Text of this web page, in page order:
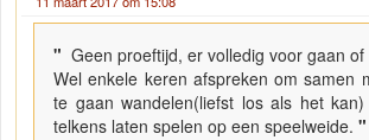
" Geen proeftijd, er volledig voor gaan of
Wel enkele keren afspreken om samen
te gaan wandelen(liefst los als het
telkens laten spelen op een speelweide. "